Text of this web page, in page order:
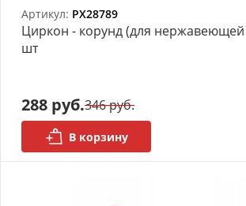
Артикул: PX28789
Циркон - корунд (для нержавеющей
шт
288 руб.346 руб.
В корзину